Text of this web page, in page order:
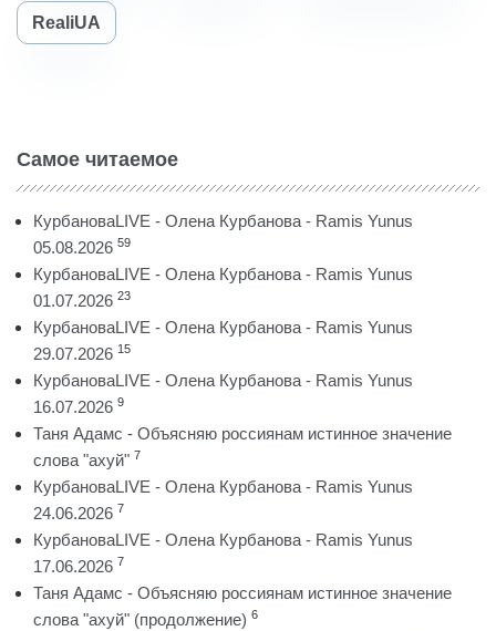
RealiUA
Самое читаемое
КурбановаLIVE - Олена Курбанова - Ramis Yunus
05.08.2026 59
КурбановаLIVE - Олена Курбанова - Ramis Yunus
01.07.2026 23
КурбановаLIVE - Олена Курбанова - Ramis Yunus
29.07.2026 15
КурбановаLIVE - Олена Курбанова - Ramis Yunus
16.07.2026 9
Таня Адамс - Объясняю россиянам истинное значение
слова "ахуй" 7
КурбановаLIVE - Олена Курбанова - Ramis Yunus
24.06.2026 7
КурбановаLIVE - Олена Курбанова - Ramis Yunus
17.06.2026 7
Таня Адамс - Объясняю россиянам истинное значение
слова "ахуй" (продолжение) 6